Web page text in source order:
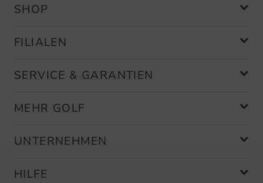
SHOP
FILIALEN
SERVICE & GARANTIEN
MEHR GOLF
UNTERNEHMEN
HILFE